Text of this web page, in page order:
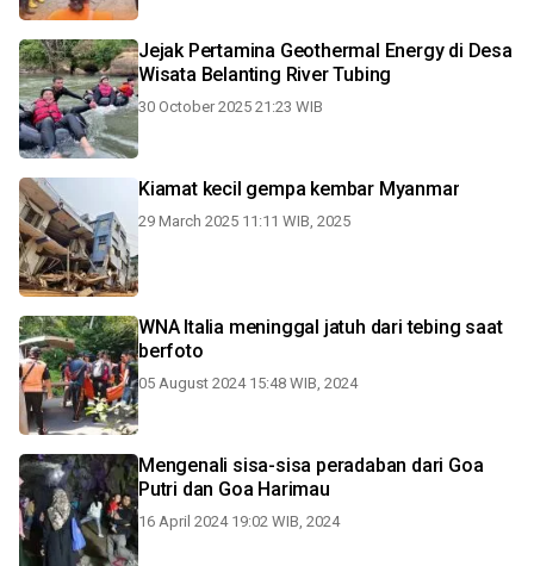
Jejak Pertamina Geothermal Energy di Desa
Wisata Belanting River Tubing
30 October 2025 21:23 WIB
Kiamat kecil gempa kembar Myanmar
29 March 2025 11:11 WIB, 2025
WNA Italia meninggal jatuh dari tebing saat
berfoto
05 August 2024 15:48 WIB, 2024
Mengenali sisa-sisa peradaban dari Goa
Putri dan Goa Harimau
16 April 2024 19:02 WIB, 2024